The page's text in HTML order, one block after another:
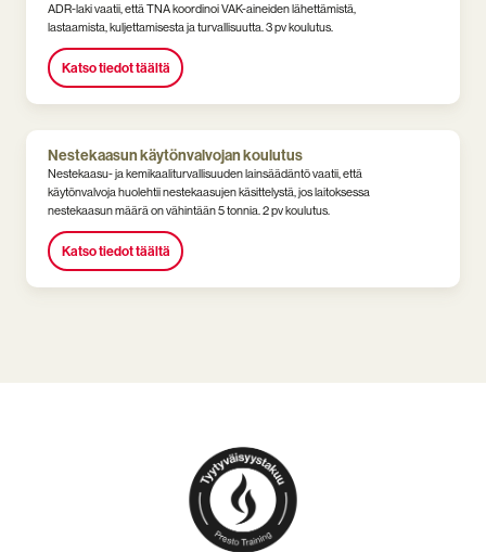
ADR-laki vaatii, että TNA koordinoi VAK-aineiden lähettämistä,
lastaamista, kuljettamisesta ja turvallisuutta. 3 pv koulutus.
Katso tiedot täältä
Nestekaasun käytönvalvojan koulutus
Nestekaasu- ja kemikaaliturvallisuuden lainsäädäntö vaatii, että
käytönvalvoja huolehtii nestekaasujen käsittelystä, jos laitoksessa
nestekaasun määrä on vähintään 5 tonnia. 2 pv koulutus.
Katso tiedot täältä